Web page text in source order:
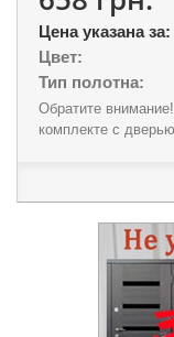
Цена указана за:
Цвет:
Тип полотна:
Обратите
комплекте с дверью